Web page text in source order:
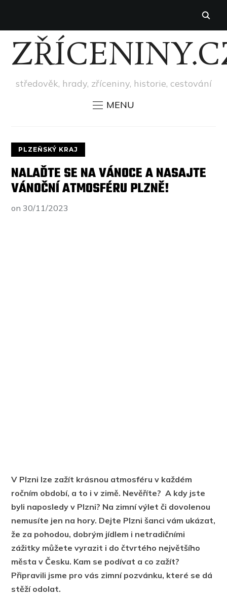
středověk, hrady, zříceniny, historie, cestování
MENU
PLZEŇSKÝ KRAJ
NALAĎTE SE NA VÁNOCE A NASAJTE
VÁNOČNÍ ATMOSFÉRU PLZNĚ!
on30/11/2023
V Plzni lze zažít krásnou atmosféru v každém
ročním období, a to i v zimě. Nevěříte? A kdy jste
byli naposledy v Plzni? Na zimní výlet či dovolenou
nemusíte jen na hory. Dejte Plzni šanci vám ukázat,
že za pohodou, dobrým jídlem i netradičními
zážitky můžete vyrazit i do čtvrtého největšího
města v Česku. Kam se podívat a co zažít?
Připravili jsme pro vás zimní pozvánku, které se dá
stěží odolat.